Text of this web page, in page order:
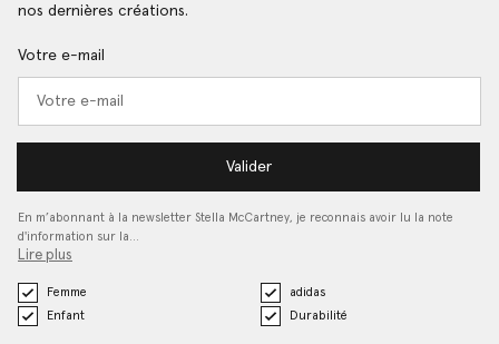
nos dernières créations.
Votre e-mail
Valider
En m’abonnant à la newsletter Stella McCartney, je reconnais avoir lu la note
d'information sur la…
Lire plus
Femme
adidas
Enfant
Durabilité